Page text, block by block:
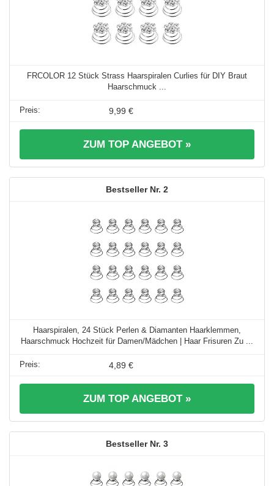
FRCOLOR 12 Stück Strass Haarspiralen Curlies für DIY Braut
Haarschmuck ...
9,99 €
ZUM TOP ANGEBOT »
2
Haarspiralen, 24 Stück Perlen & Diamanten Haarklemmen,
Haarschmuck Hochzeit für Damen/Mädchen | Haar Frisuren Zu ...
4,89 €
ZUM TOP ANGEBOT »
3